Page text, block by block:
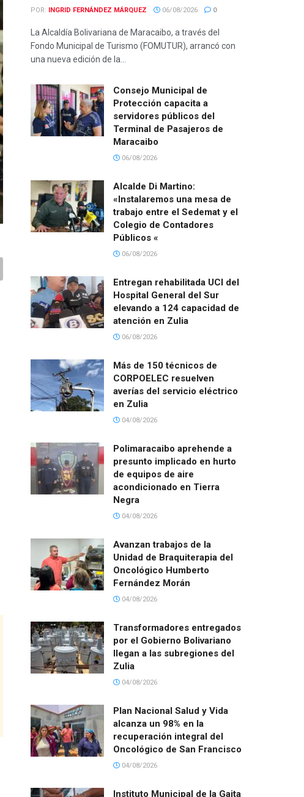
POR: INGRID FERNÁNDEZ MÁRQUEZ 06/08/2026 0
La Alcaldía Bolivariana de Maracaibo, a través del
Fondo Municipal de Turismo (FOMUTUR), arrancó con
una nueva edición de la...
Consejo Municipal de
Protección capacita a
servidores públicos del
Terminal de Pasajeros de
Maracaibo
06/08/2026
Alcalde Di Martino:
«Instalaremos una mesa de
trabajo entre el Sedemat y el
Colegio de Contadores
Públicos «
06/08/2026
Entregan rehabilitada UCI del
Hospital General del Sur
elevando a 124 capacidad de
atención en Zulia
06/08/2026
Más de 150 técnicos de
CORPOELEC resuelven
averías del servicio eléctrico
en Zulia
04/08/2026
Polimaracaibo aprehende a
presunto implicado en hurto
de equipos de aire
acondicionado en Tierra
Negra
04/08/2026
Avanzan trabajos de la
Unidad de Braquiterapia del
Oncológico Humberto
Fernández Morán
04/08/2026
Transformadores entregados
por el Gobierno Bolivariano
llegan a las subregiones del
Zulia
04/08/2026
Plan Nacional Salud y Vida
alcanza un 98% en la
recuperación integral del
Oncológico de San Francisco
04/08/2026
Instituto Municipal de la Gaita